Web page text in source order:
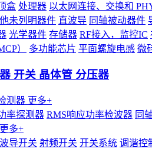
盒 处理器 以太网连接、交换和
未列明器件 直波导 同轴被动器件
光学器件 存储器 RF接入，监控IC
）
多功能芯片 平面螺旋电感 微
开关 晶体管 分压器
测器 更多+
率探测器 RMS响应功率检波器 同
更多+
波导开关 射频开关 开关系统 调谐控